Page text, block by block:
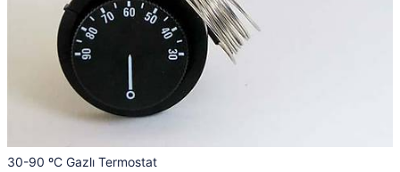
30-90 ºC Gazlı Termostat